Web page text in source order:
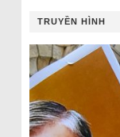
TRUYỀN HÌNH